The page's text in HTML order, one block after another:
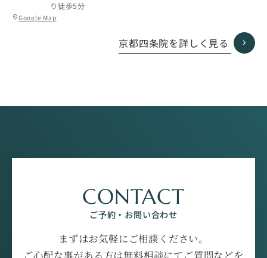
り徒歩5分
location_onGoogle Map
グ
京都四条院を詳しく見る
CONTACT
ご予約・お問い合わせ
まずはお気軽にご相談ください。